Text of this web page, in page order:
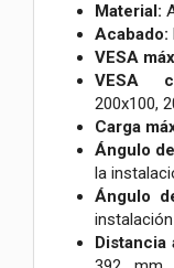
Material:
Acabado:
VESA
VESA
200x100,
Carga
Ángulo
la
Ángulo
Distancia